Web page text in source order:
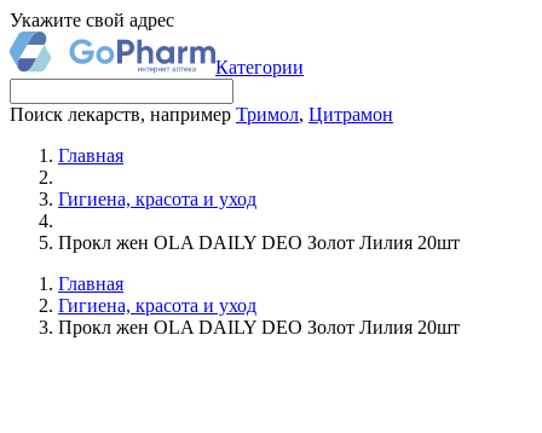
Укажите свой адрес
Категории
Поиск лекарств, например Тримол, Цитрамон
Главная
Гигиена, красота и уход
Прокл жен OLA DAILY DEO Золот Лилия 20шт
Главная
Гигиена, красота и уход
Прокл жен OLA DAILY DEO Золот Лилия 20шт